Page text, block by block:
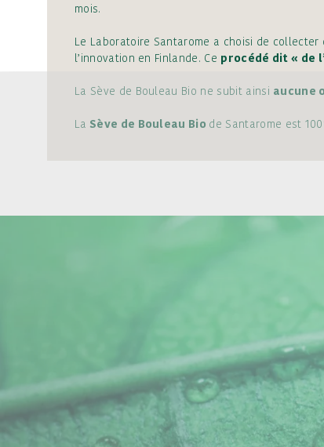
mois.
Le Laboratoire Santarome a choisi de
l’innovation en Finlande. Ce procédé dit « de
La Sève de Bouleau Bio ne subit ainsi aucune
La Sève de Bouleau Bio de Santarome est